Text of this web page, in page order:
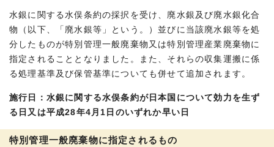
水銀に関する水俣条約の採択を受け、廃水銀及び廃水銀化合
物（以下、「廃水銀等」という。）並びに当該廃水銀等を処
分したものが特別管理一般廃棄物又は特別管理産業廃棄物に
指定されることとなりました。また、それらの収集運搬に係
る処理基準及び保管基準についても併せて追加されます。
施行日：水銀に関する水俣条約が日本国について効力を生ず
る日又は平成28年4月1日のいずれか早い日
特別管理一般廃棄物に指定されるもの